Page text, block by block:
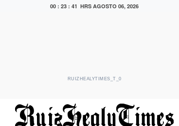
00 : 23 : 42 HRS AGOSTO 06, 2026
RUIZHEALYTIMES_T_0